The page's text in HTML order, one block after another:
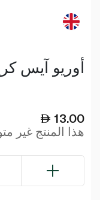
أوريو آيس
13.00
هذا المنتج غير